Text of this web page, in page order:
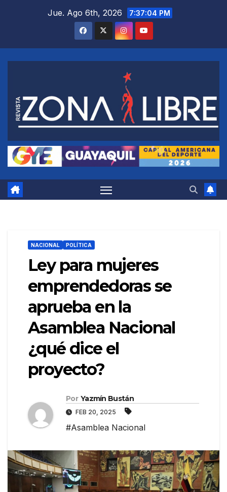
Jue. Ago 6th, 2026 7:37:05 PM
NACIONAL POLÍTICA
Ley para mujeres
emprendedoras se
aprueba en la
Asamblea Nacional
¿qué dice el
proyecto?
Por Yazmín Bustán
FEB 20, 2025
#Asamblea Nacional